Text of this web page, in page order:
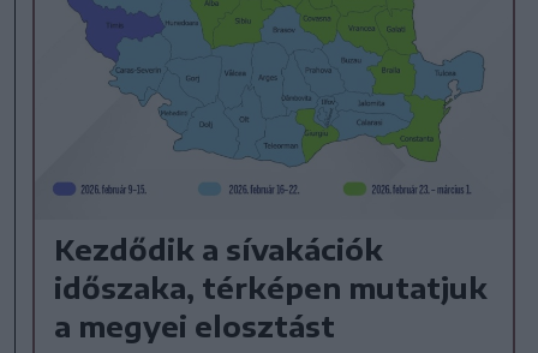
Kezdődik a sívakációk
időszaka, térképen mutatjuk
a megyei elosztást